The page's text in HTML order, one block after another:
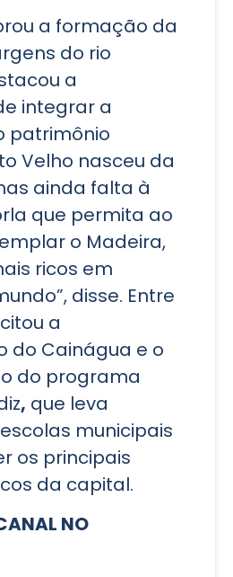
a formação da
do rio
a
integrar a
patrimônio
Velho nasceu da
ainda falta à
que permita ao
o Madeira,
ricos em
disse. Entre
a
do Cainágua e o
do programa
, que leva
municipais
os principais
da capital.
NO